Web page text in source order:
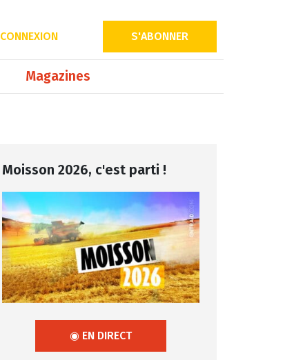
CONNEXION S'ABONNER
Magazines
Moisson 2026, c'est parti !
◉ EN DIRECT